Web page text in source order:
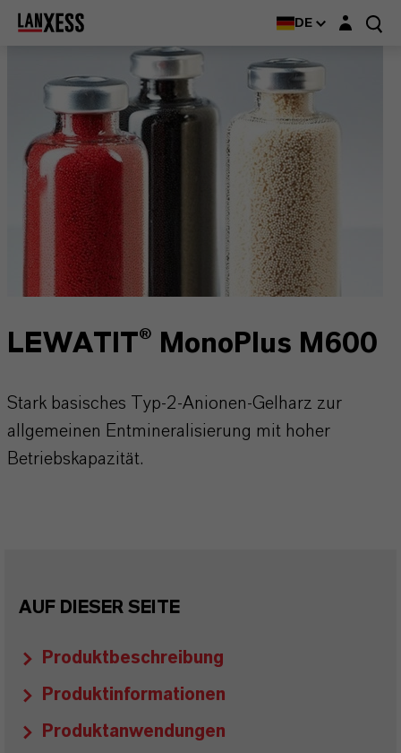
DE Login-Maske
LEWATIT® MonoPlus M600
Stark basisches Typ-2-Anionen-Gelharz zur
allgemeinen Entmineralisierung mit hoher
Betriebskapazität.
AUF DIESER SEITE
Produktbeschreibung
Produktinformationen
Produktanwendungen